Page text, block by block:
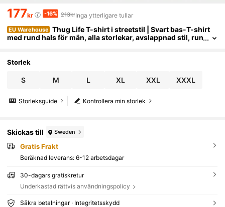
177kr -16% 213krInga ytterligare tullar
EU Warehouse Thug Life T-shirt i streetstil | Svart bas-T-shirt
med rund hals för män, alla storlekar, avslappnad stil, run
Storlek
S M L XL XXL XXXL
Kontrollera min storlek
Storleksguide
Skickas till Sweden
Gratis Frakt
Beräknad leverans: 6-12 arbetsdagar
30-dagars gratiskretur
Underkastad rättvis användningspolicy
Säkra betalningar · Integritetsskydd